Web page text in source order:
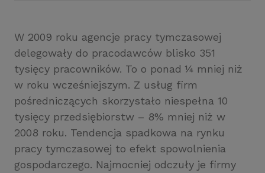
W 2009 roku agencje pracy tymczasowej
delegowały do pracodawców blisko 351
tysięcy pracowników. To o ponad ¼ mniej niż
w roku wcześniejszym. Z usług firm
pośredniczących skorzystało niespełna 10
tysięcy przedsiębiorstw – 8% mniej niż w
2008 roku. Tendencja spadkowa na rynku
pracy tymczasowej to efekt spowolnienia
gospodarczego. Najmocniej odczuły je firmy